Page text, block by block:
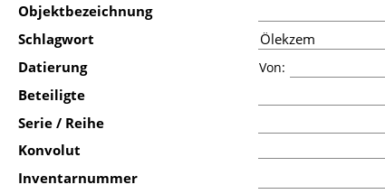
Objektbezeichnung
Schlagwort
Datierung
Von:
Beteiligte
Serie / Reihe
Konvolut
Inventarnummer